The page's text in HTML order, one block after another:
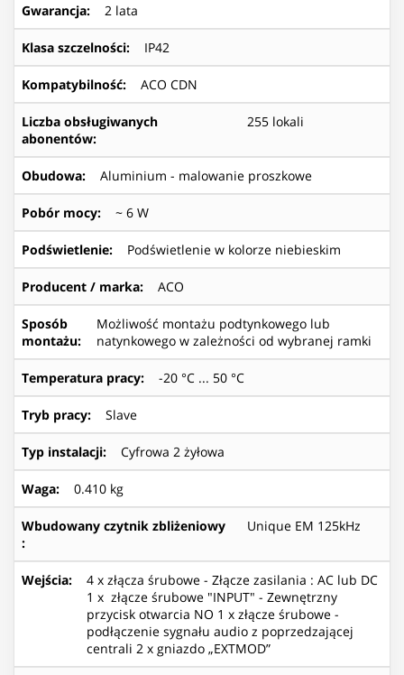
Gwarancja: 2 lata
Klasa szczelności: IP42
Kompatybilność: ACO CDN
Liczba obsługiwanych
abonentów:
255 lokali
Obudowa: Aluminium - malowanie proszkowe
Pobór mocy: ~ 6 W
Podświetlenie: Podświetlenie w kolorze niebieskim
Producent / marka: ACO
Sposób
montażu:
Możliwość montażu podtynkowego lub
natynkowego w zależności od wybranej ramki
Temperatura pracy: -20 °C ... 50 °C
Tryb pracy: Slave
Typ instalacji: Cyfrowa 2 żyłowa
Waga: 0.410 kg
Wbudowany czytnik zbliżeniowy
:
Unique EM 125kHz
Wejścia:
4 x złącza śrubowe - Złącze zasilania : AC lub DC
1 x złącze śrubowe "INPUT" - Zewnętrzny
przycisk otwarcia NO 1 x złącze śrubowe -
podłączenie sygnału audio z poprzedzającej
centrali 2 x gniazdo „EXTMOD”